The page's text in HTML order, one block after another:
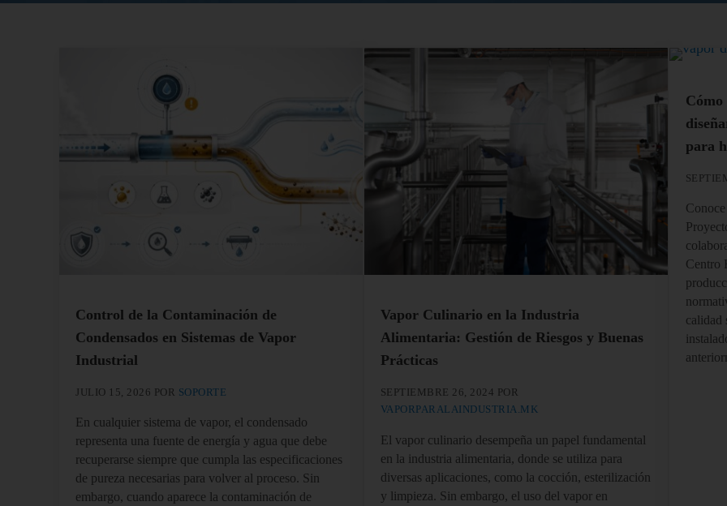
Control de la Contaminación de
Condensados en Sistemas de Vapor
Industrial
JULIO 15, 2026 POR SOPORTE
En cualquier sistema de vapor, el condensado
representa una fuente de energía y agua que debe
recuperarse siempre que cumpla las especificaciones
de pureza necesarias para volver al proceso. Sin
embargo, cuando aparece la contaminación de
Vapor Culinario en la Industria
Alimentaria: Gestión de Riesgos y Buenas
Prácticas
SEPTIEMBRE 26, 2024
POR
VAPORPARALAINDUSTRIA.MK
El vapor culinario desempeña un papel fundamental
en la industria alimentaria, donde se utiliza para
diversas aplicaciones, como la cocción, esterilización
y limpieza. Sin embargo, el uso del vapor en
para
Centro